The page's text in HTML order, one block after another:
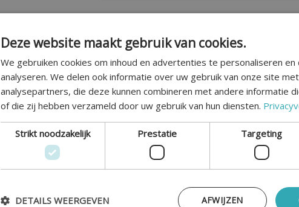
Ik ga akkoord met deprivacyvoorwaarden
VERZENDEN
Deze website maakt gebruik van cookies.
We gebruiken cookies om inhoud en advertenties te personaliseren
analyseren. We delen ook informatie over uw gebruik van onze site
analysepartners, die deze kunnen combineren met andere informatie
of die zij hebben verzameld door uw gebruik van hun diensten.
Strikt noodzakelijk Prestatie Targeting
AFWIJZEN
DETAILS WEERGEVEN